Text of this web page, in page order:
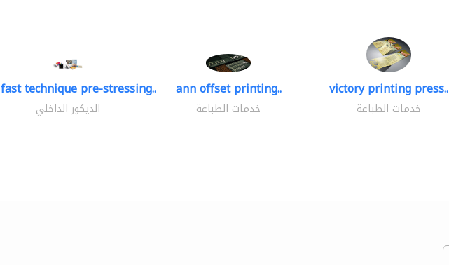
fast technique pre-stressing..
الديكور الداخلي
ann offset printing..
خدمات الطباعة
victory printing press..
خدمات الطباعة